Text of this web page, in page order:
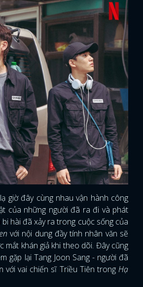
giờ đây cùng nhau vận hành công
của những người đã ra đi và phát
hài đã xảy ra trong cuộc sống của
với nội dung đầy tính nhân văn sẽ
mắt khán giả khi theo dõi. Đây cũng
gặp lại Tang Joon Sang - người đã
với vai chiến sĩ Triều Tiên trong Hạ